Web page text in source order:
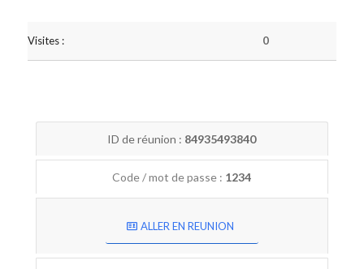
Visites : 0
ID de réunion : 84935493840
Code / mot de passe : 1234
ALLER EN REUNION